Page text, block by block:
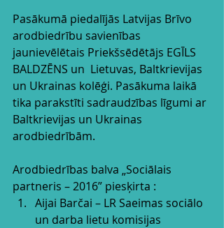
Pasākumā piedalījās Latvijas Brīvo
arodbiedrību savienības
jaunievēlētais Priekšsēdētājs EGĪLS
BALDZĒNS un  Lietuvas, Baltkrievijas
un Ukrainas kolēģi. Pasākuma laikā
tika parakstīti sadraudzības līgumi ar
Baltkrievijas un Ukrainas
arodbiedrībām.
Arodbiedrības balva „Sociālais
partneris – 2016” piesķirta :
Aijai Barčai – LR Saeimas sociālo
un darba lietu komisijas